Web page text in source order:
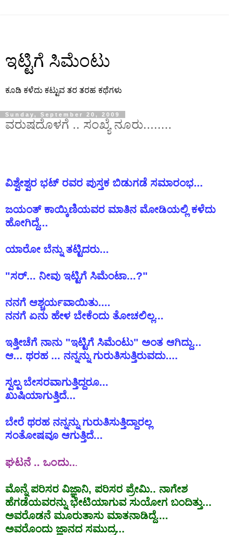
ಇಟ್ಟಿಗೆ ಸಿಮೆಂಟು
ಕೂಡಿ ಕಳೆದು ಕಟ್ಟುವ ತರ ತರಹ ಕಥೆಗಳು
Sunday, September 20, 2009
ವರುಷದೊಳಗೆ .. ಸಂಖ್ಯೆ ನೂರು........
ವಿಶ್ವೇಶ್ವರ ಭಟ್ ರವರ ಪುಸ್ತಕ ಬಿಡುಗಡೆ ಸಮಾರಂಭ...
ಜಯಂತ್ ಕಾಯ್ಕಿಣಿಯವರ ಮಾತಿನ ಮೋಡಿಯಲ್ಲಿ ಕಳೆದು
ಹೋಗಿದ್ದೆ...
ಯಾರೋ ಬೆನ್ನು ತಟ್ಟಿದರು...
"ಸರ್... ನೀವು ಇಟ್ಟಿಗೆ ಸಿಮೆಂಟಾ...?"
ನನಗೆ ಆಶ್ಚರ್ಯವಾಯಿತು....
ನನಗೆ ಏನು ಹೇಳ ಬೇಕೆಂದು ತೋಚಲಿಲ್ಲ...
ಇತ್ತೀಚೆಗೆ ನಾನು "ಇಟ್ಟಿಗೆ ಸಿಮೆಂಟು" ಅಂತ ಆಗಿದ್ದು...
ಆ... ಥರಹ ... ನನ್ನನ್ನು ಗುರುತಿಸುತ್ತಿರುವದು....
ಸ್ವಲ್ಪ ಬೇಸರವಾಗುತ್ತಿದ್ದರೂ...
ಖುಷಿಯಾಗುತ್ತಿದೆ...
ಬೇರೆ ಥರಹ ನನ್ನನ್ನು ಗುರುತಿಸುತ್ತಿದ್ದಾರಲ್ಲ
ಸಂತೋಷವೂ ಆಗುತ್ತಿದೆ...
ಘಟನೆ .. ಒಂದು...
ಮೊನ್ನೆ ಪರಿಸರ ವಿಜ್ಞಾನಿ, ಪರಿಸರ ಪ್ರೇಮಿ.. ನಾಗೇಶ
ಹೆಗಡೆಯವರನ್ನು ಭೇಟಿಯಾಗುವ ಸುಯೋಗ ಬಂದಿತ್ತು...
ಅವರೊಡನೆ ಮೂರುತಾಸು ಮಾತನಾಡಿದ್ದೆ....
ಅವರೊಂದು ಜ್ಞಾನದ ಸಮುದ್ರ...